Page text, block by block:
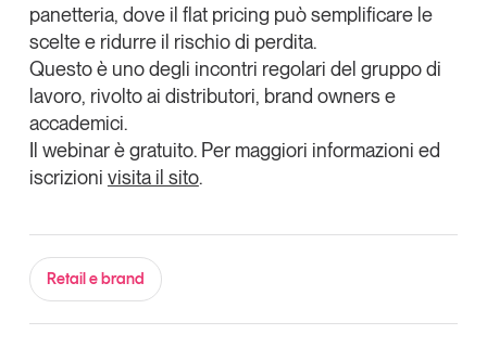
Un anno di
Tendenze2026
Leggi il magazine
panetteria, dove il flat pricing può semplificare le
scelte e ridurre il rischio di perdita.
Questo è uno degli incontri regolari del gruppo di
lavoro, rivolto ai distributori, brand owners e
accademici.
Il webinar è gratuito.Per maggiori informazioni ed
iscrizioni visita il sito.
Retail e brand